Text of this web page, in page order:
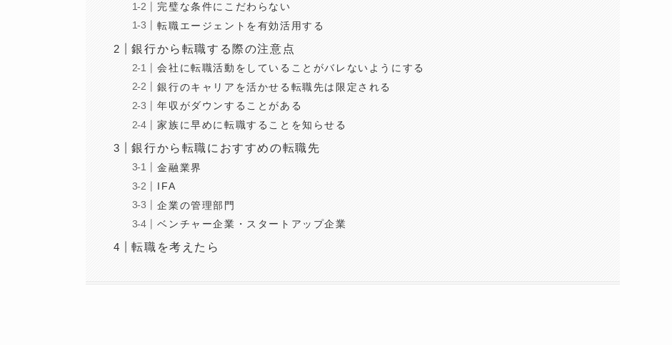
完璧な条件にこだわらない
転職エージェントを有効活用する
銀行から転職する際の注意点
会社に転職活動をしていることがバレないようにする
銀行のキャリアを活かせる転職先は限定される
年収がダウンすることがある
家族に早めに転職することを知らせる
銀行から転職におすすめの転職先
金融業界
IFA
企業の管理部門
ベンチャー企業・スタートアップ企業
転職を考えたら